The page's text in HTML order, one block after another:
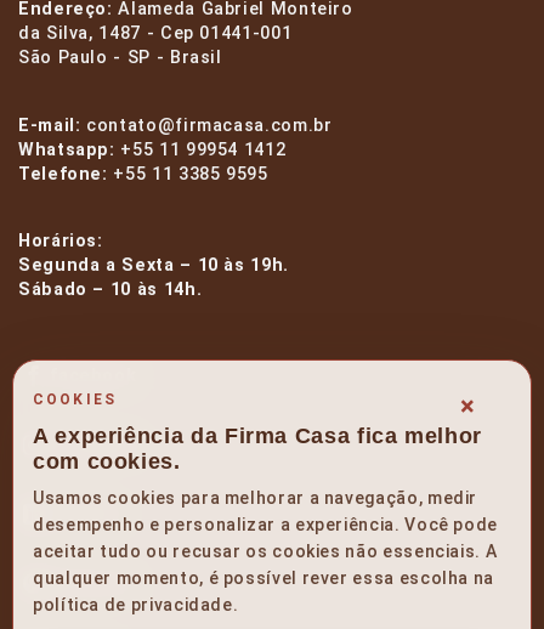
Endereço:Alameda Gabriel Monteiro
da Silva, 1487 - Cep 01441-001
São Paulo - SP - Brasil
E-mail: contato@firmacasa.com.br
Whatsapp: +55 11 99954 1412
Telefone: +55 11 3385 9595
Horários:
Segunda a Sexta – 10 às 19h.
Sábado – 10 às 14h.
instagram
linkedin
pinterest
×
COOKIES
A experiência da Firma Casa fica melhor
com cookies.
Usamos cookies para melhorar a navegação, medir
desempenho e personalizar a experiência. Você pode
aceitar tudo ou recusar os cookies não essenciais. A
qualquer momento, é possível rever essa escolha na
política de privacidade.